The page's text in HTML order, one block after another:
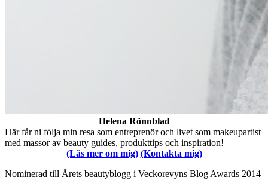
Helena Rönnblad
Här får ni följa min resa som entreprenör och livet som makeupartist
med massor av beauty guides, produkttips och inspiration!
(Läs mer om mig) (Kontakta mig)
Nominerad till Årets beautyblogg i Veckorevyns Blog Awards 2014